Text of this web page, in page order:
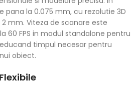
pana la 0.075 mm, cu rezolutie 3D
mm. Viteza de scanare este
60 FPS in modul standalone pentru
reducand timpul necesar pentru
obiect.